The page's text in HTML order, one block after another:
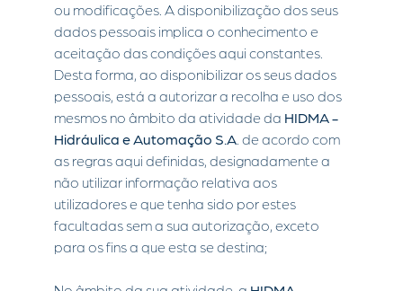
ou modificações. A disponibilização dos seus
dados pessoais implica o conhecimento e
aceitação das condições aqui constantes.
Desta forma, ao disponibilizar os seus dados
pessoais, está a autorizar a recolha e uso dos
mesmos no âmbito da atividade da HIDMA -
Hidráulica e Automação S.A . de acordo com
as regras aqui definidas, designadamente a
não utilizar informação relativa aos
utilizadores e que tenha sido por estes
facultadas sem a sua autorização, exceto
para os fins a que esta se destina;